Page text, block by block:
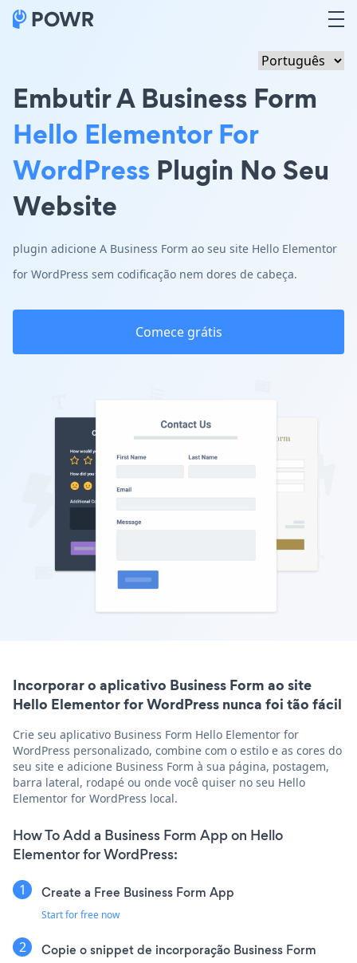
Embutir A Business Form
Hello Elementor For
WordPress Plugin No Seu
Website
plugin adicione A Business Form ao seu site Hello Elementor
for WordPress sem codificação nem dores de cabeça.
Comece grátis
Incorporar o aplicativo Business Form ao site
Hello Elementor for WordPress nunca foi tão fácil
Crie seu aplicativo Business Form Hello Elementor for
WordPress personalizado, combine com o estilo e as cores do
seu site e adicione Business Form à sua página, postagem,
barra lateral, rodapé ou onde você quiser no seu Hello
Elementor for WordPress local.
How To Add a Business Form App on Hello
Elementor for WordPress:
Create a Free Business Form App
Start for free now
Copie o snippet de incorporação Business Form